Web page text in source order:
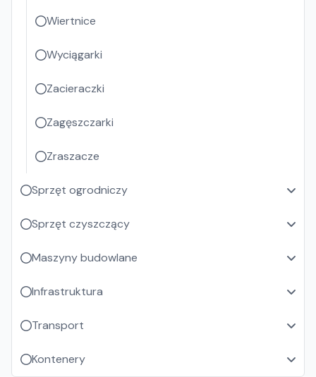
Wiertnice
Wyciągarki
Zacieraczki
Zagęszczarki
Zraszacze
Sprzęt ogrodniczy
Sprzęt czyszczący
Maszyny budowlane
Infrastruktura
Transport
Kontenery